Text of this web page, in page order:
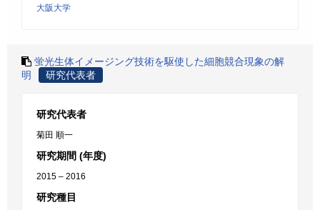
大阪大学
蛍光生体イメージング技術を駆使した細胞競合現象の解
明
研究代表者
研究代表者
菊田 順一
研究期間 (年度)
2015 – 2016
研究種目